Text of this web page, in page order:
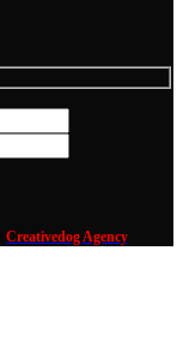
Creativedog Agency